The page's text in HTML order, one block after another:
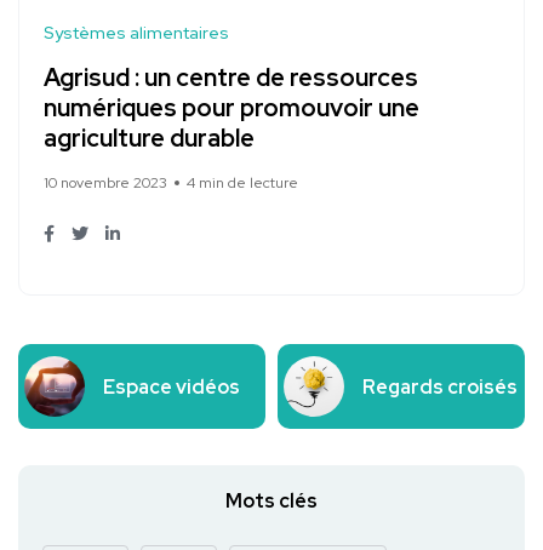
Systèmes alimentaires
Agrisud : un centre de ressources
numériques pour promouvoir une
agriculture durable
10 novembre 2023 4 min de lecture
Espace vidéos Regards croisés
Mots clés